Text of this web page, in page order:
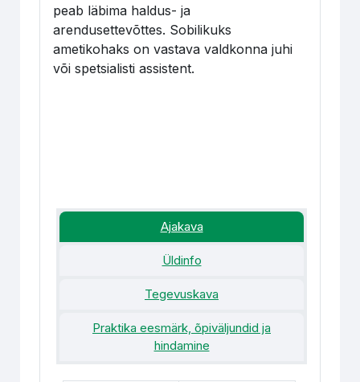
peab läbima haldus- ja
arendusettevõttes. Sobilikuks
ametikohaks on vastava valdkonna juhi
või spetsialisti assistent.
Ajakava
Üldinfo
Tegevuskava
Praktika eesmärk, õpiväljundid ja
hindamine